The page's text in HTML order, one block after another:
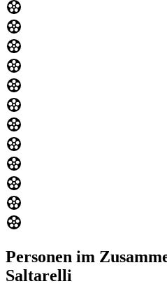
Personen im
Saltarelli